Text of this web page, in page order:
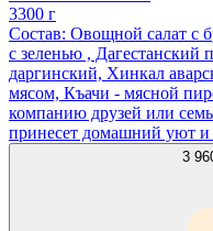
3300 г
Состав: Овощной салат с
с зеленью ,
даргинский, Хинкал
мясом, Къачи - мясной
компанию друзей или
принесет домашний уют и
3